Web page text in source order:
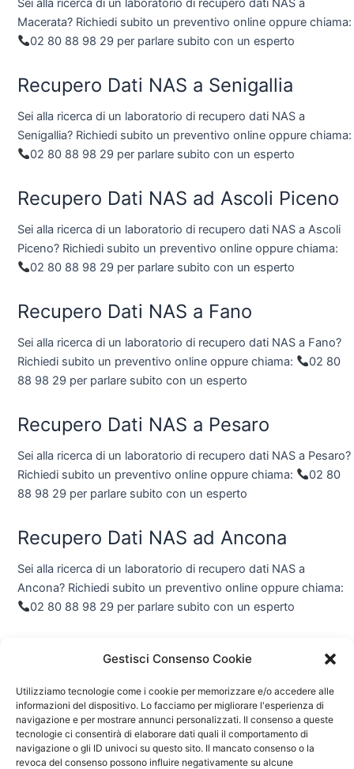
Gestisci Consenso Cookie
Utilizziamo tecnologie come i cookie per memorizzare e/o accedere alle
informazioni del dispositivo. Lo facciamo per migliorare l'esperienza di
navigazione e per mostrare annunci personalizzati. Il consenso a queste
tecnologie ci consentirà di elaborare dati quali il comportamento di
navigazione o gli ID univoci su questo sito. Il mancato consenso o la
revoca del consenso possono influire negativamente su alcune
Sei alla ricerca di un laboratorio di recupero dati NAS a
Macerata? Richiedi subito un preventivo online oppure chiama:
02 80 88 98 29 per parlare subito con un esperto
Recupero Dati NAS a Senigallia
Sei alla ricerca di un laboratorio di recupero dati NAS a
Senigallia? Richiedi subito un preventivo online oppure chiama:
02 80 88 98 29 per parlare subito con un esperto
Recupero Dati NAS ad Ascoli Piceno
Sei alla ricerca di un laboratorio di recupero dati NAS a Ascoli
Piceno? Richiedi subito un preventivo online oppure chiama:
02 80 88 98 29 per parlare subito con un esperto
Recupero Dati NAS a Fano
Sei alla ricerca di un laboratorio di recupero dati NAS a Fano?
Richiedi subito un preventivo online oppure chiama:
02 80
88 98 29 per parlare subito con un esperto
Recupero Dati NAS a Pesaro
Sei alla ricerca di un laboratorio di recupero dati NAS a Pesaro?
Richiedi subito un preventivo online oppure chiama:
02 80
88 98 29 per parlare subito con un esperto
Recupero Dati NAS ad Ancona
Sei alla ricerca di un laboratorio di recupero dati NAS a
Ancona? Richiedi subito un preventivo online oppure chiama:
02 80 88 98 29 per parlare subito con un esperto
Recupero Dati NAS a San Benedetto
Sei alla ricerca di un laboratorio di recupero dati NAS a San
Benedetto del Tronto? Richiedi subito un preventivo online
oppure chiama:
02 80 88 98 29 per parlare subito con un
esperto